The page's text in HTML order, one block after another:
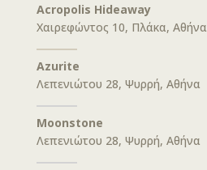
Acropolis Hideaway
Χαιρεφώντος 10, Πλάκα, Αθήνα
Azurite
Λεπενιώτου 28, Ψυρρή, Αθήνα
Moonstone
Λεπενιώτου 28, Ψυρρή, Αθήνα